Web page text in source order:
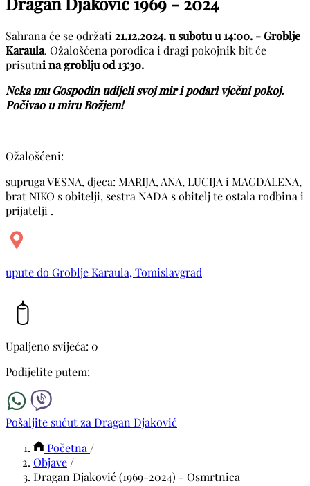
Sahrana će se održati 21.12.2024. u subotu u 14:00. - Groblje
Karaula. Ožalošćena porodica i dragi pokojnik bit će
prisutni na groblju od 13:30.
Neka mu Gospodin udijeli svoj mir i podari vječni pokoj.
Počivao u miru Božjem!
Ožalošćeni:
supruga VESNA, djeca: MARIJA, ANA, LUCIJA i MAGDALENA,
brat NIKO s obitelji, sestra NADA s obitelj te ostala rodbina i
prijatelji .
upute do Groblje Karaula, Tomislavgrad
Upaljeno svijeća: 0
Podijelite putem:
Pošaljite sućut za Dragan Djaković
Početna /
Objave /
Dragan Djaković (1969-2024) - Osmrtnica